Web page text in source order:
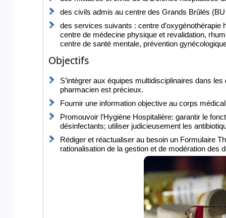
des civils admis au centre des Grands Brûlés
des services suivants : centre
centre de médecine physique et revalidation,
centre de santé mentale, prévention
Objectifs
S’intégrer aux équipes multidisciplinaires dans
pharmacien est précieux.
Fournir une information objective au corps
Promouvoir l’Hygiène Hospitalière: garantir le
désinfectants; utiliser judicieusement les
Rédiger et réactualiser au besoin un Formulaire
rationalisation de la gestion et de modération des